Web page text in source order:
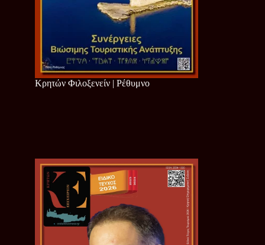
Κρητών Φιλοξενείν | Ρέθυμνο